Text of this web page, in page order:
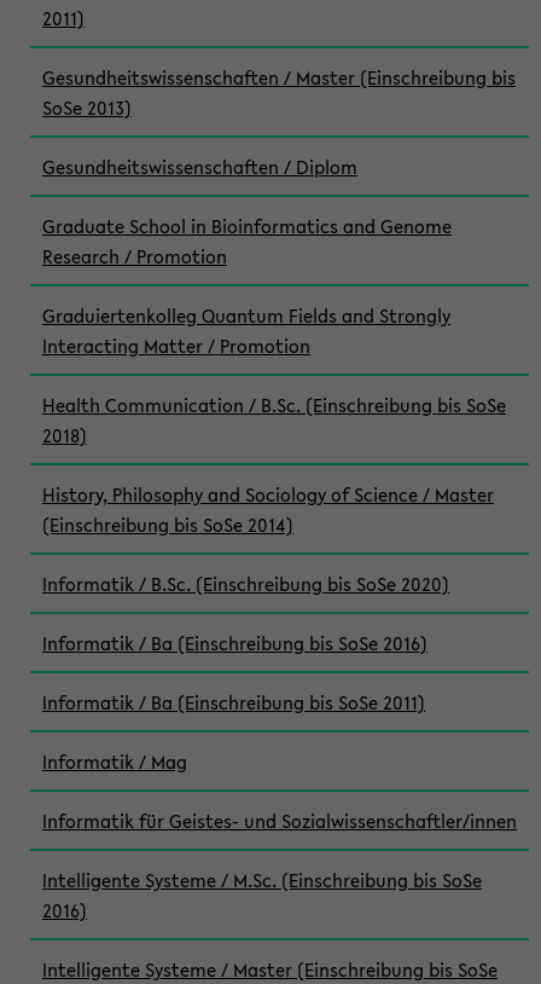
2011)
Gesundheitswissenschaften / Master (Einschreibung bis
SoSe 2013)
Gesundheitswissenschaften / Diplom
Graduate School in Bioinformatics and Genome
Research / Promotion
Graduiertenkolleg Quantum Fields and Strongly
Interacting Matter / Promotion
Health Communication / B.Sc. (Einschreibung bis SoSe
2018)
History, Philosophy and Sociology of Science / Master
(Einschreibung bis SoSe 2014)
Informatik / B.Sc. (Einschreibung bis SoSe 2020)
Informatik / Ba (Einschreibung bis SoSe 2016)
Informatik / Ba (Einschreibung bis SoSe 2011)
Informatik / Mag
Informatik für Geistes- und Sozialwissenschaftler/innen
Intelligente Systeme / M.Sc. (Einschreibung bis SoSe
2016)
Intelligente Systeme / Master (Einschreibung bis SoSe